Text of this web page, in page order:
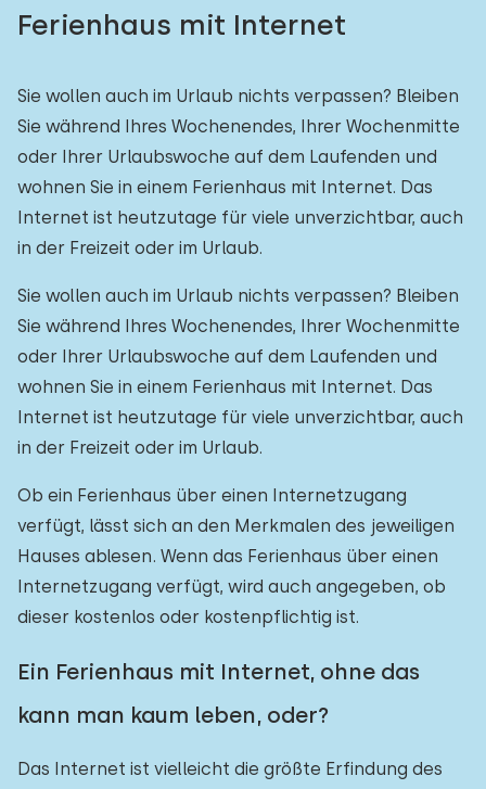
Ferienhaus mit Internet
Sie wollen auch im Urlaub nichts verpassen? Bleiben
Sie während Ihres Wochenendes, Ihrer Wochenmitte
oder Ihrer Urlaubswoche auf dem Laufenden und
wohnen Sie in einem Ferienhaus mit Internet. Das
Internet ist heutzutage für viele unverzichtbar, auch
in der Freizeit oder im Urlaub.
Sie wollen auch im Urlaub nichts verpassen? Bleiben
Sie während Ihres Wochenendes, Ihrer Wochenmitte
oder Ihrer Urlaubswoche auf dem Laufenden und
wohnen Sie in einem Ferienhaus mit Internet. Das
Internet ist heutzutage für viele unverzichtbar, auch
in der Freizeit oder im Urlaub.
Ob ein Ferienhaus über einen Internetzugang
verfügt, lässt sich an den Merkmalen des jeweiligen
Hauses ablesen. Wenn das Ferienhaus über einen
Internetzugang verfügt, wird auch angegeben, ob
dieser kostenlos oder kostenpflichtig ist.
Ein Ferienhaus mit Internet, ohne das
kann man kaum leben, oder?
Das Internet ist vielleicht die größte Erfindung des